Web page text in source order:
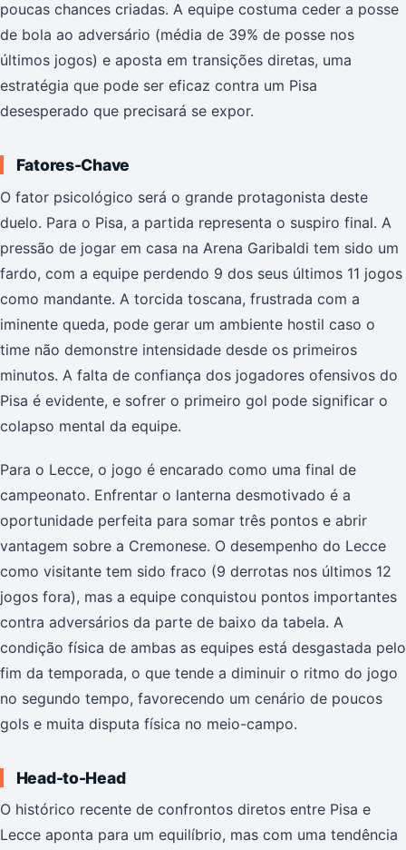
poucas chances criadas. A equipe costuma ceder a posse
de bola ao adversário (média de 39% de posse nos
últimos jogos) e aposta em transições diretas, uma
estratégia que pode ser eficaz contra um Pisa
desesperado que precisará se expor.
Fatores-Chave
O fator psicológico será o grande protagonista deste
duelo. Para o Pisa, a partida representa o suspiro final. A
pressão de jogar em casa na Arena Garibaldi tem sido um
fardo, com a equipe perdendo 9 dos seus últimos 11 jogos
como mandante. A torcida toscana, frustrada com a
iminente queda, pode gerar um ambiente hostil caso o
time não demonstre intensidade desde os primeiros
minutos. A falta de confiança dos jogadores ofensivos do
Pisa é evidente, e sofrer o primeiro gol pode significar o
colapso mental da equipe.
Para o Lecce, o jogo é encarado como uma final de
campeonato. Enfrentar o lanterna desmotivado é a
oportunidade perfeita para somar três pontos e abrir
vantagem sobre a Cremonese. O desempenho do Lecce
como visitante tem sido fraco (9 derrotas nos últimos 12
jogos fora), mas a equipe conquistou pontos importantes
contra adversários da parte de baixo da tabela. A
condição física de ambas as equipes está desgastada pelo
fim da temporada, o que tende a diminuir o ritmo do jogo
no segundo tempo, favorecendo um cenário de poucos
gols e muita disputa física no meio-campo.
Head-to-Head
O histórico recente de confrontos diretos entre Pisa e
Lecce aponta para um equilíbrio, mas com uma tendência